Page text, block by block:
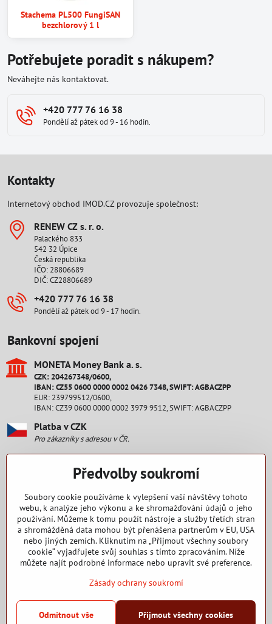
Stachema PL500 FungiSAN
bezchlorový 1 l
Potřebujete poradit s nákupem?
Neváhejte nás kontaktovat.
+420 777 76 16 38
Pondělí až pátek od 9 - 16 hodin.
Kontakty
Internetový obchod IMOD.CZ provozuje společnost:
RENEW CZ s​. r​. o​.
Palackého 833
542 32 Úpice
Česká republika
IČO: 28806689
DIČ: CZ28806689
+420 777 76 16 38
Pondělí až pátek od 9 - 17 hodin.
Bankovní spojení
MONETA Money Bank a​. s​.
CZK: 204267348/0600,
IBAN: CZ55 0600 0000 0002 0426 7348, SWIFT: AGBACZPP
EUR: 239799512/0600,
IBAN: CZ39 0600 0000 0002 3979 9512, SWIFT: AGBACZPP
Platba v CZK
Pro zákazníky s adresou v ČR.
Platba v EUR
Pro zákazníky s adresou na Slovensku.
Staňte se fanouškem
Facebook
Nakupování
2015 - 2025 Copyright RENEW CZ s. r. o.
Předvolby soukromí
Soubory cookie používáme k vylepšení vaší návštěvy tohoto
webu, k analýze jeho výkonu a ke shromažďování údajů o jeho
používání. Můžeme k tomu použít nástroje a služby třetích stran
a shromážděná data mohou být přenášena partnerům v EU, USA
nebo jiných zemích. Kliknutím na „Přijmout všechny soubory
cookie“ vyjadřujete svůj souhlas s tímto zpracováním. Níže
můžete najít podrobné informace nebo upravit své preference.
Zásady ochrany soukromí
Přijmout všechny cookies
Odmítnout vše